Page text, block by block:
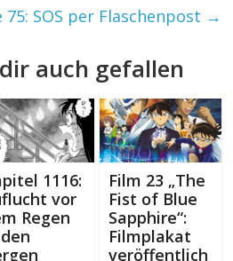
75: SOS per Flaschenpost →
auch gefallen
1116:
vor
Regen
Film 23 „The
Fist of Blue
Sapphire“:
Filmplakat
veröffentlich